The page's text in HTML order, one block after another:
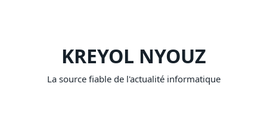
KREYOL NYOUZ
La source fiable de l'actualité informatique